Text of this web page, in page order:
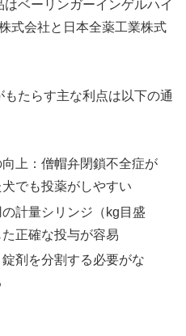
ベーリンガーインゲルハイ
式会社と日本全薬工業株式
たらす主な利点は以下の通
上：僧帽弁閉鎖不全症が
でも投薬がしやすい
計量シリンジ（kg目盛
正確な投与が容易
剤を分割する必要がな